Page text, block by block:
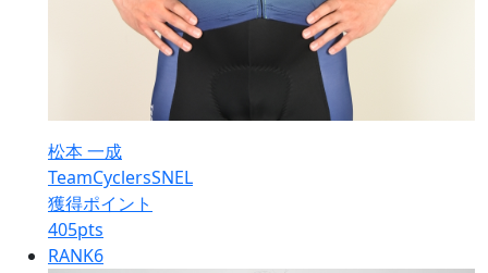
松本 一成
TeamCyclersSNEL
獲得ポイント
405pts
RANK6